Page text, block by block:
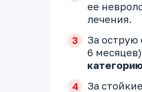
ее
лечения.
За острую
6
За